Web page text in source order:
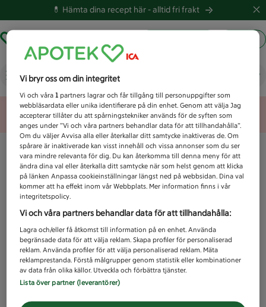
💊 Hämta dina recept här -alltid fri frakt
Vad letar du efter idag?
Unknown error
Vi bryr oss om din integritet
Vi och våra1 partners lagrar och får tillgång till personuppgifter som
webbläsardata eller unika identifierare på din enhet. Genom att välja Jag
accepterar tillåter du att spårningstekniker används för de syften som
anges under ”Vi och våra partners behandlar data för att tillhandahålla”.
Om du väljer Avvisa alla eller återkallar ditt samtycke inaktiveras de. Om
spårare är inaktiverade kan visst innehåll och vissa annonser som du ser
vara mindre relevanta för dig. Du kan återkomma till denna meny för att
ändra dina val eller återkalla ditt samtycke när som helst genom att klicka
på länken Anpassa cookieinställningar längst ned på webbsidan. Dina val
kommer att ha effekt inom vår Webbplats. Mer information finns i vår
integritetspolicy.
Vi och våra partners behandlar data för att tillhandahålla:
Lagra och/eller få åtkomst till information på en enhet. Använda
begränsade data för att välja reklam. Skapa profiler för personaliserad
reklam. Använda profiler för att välja personaliserad reklam. Mäta
reklamprestanda. Förstå målgrupper genom statistik eller kombinationer
av data från olika källor. Utveckla och förbättra tjänster.
Lista över partner (leverantörer)